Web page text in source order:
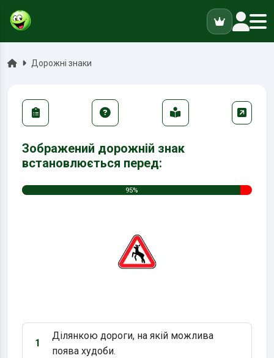
ГоловнаДорожні знаки
Зображений дорожній знак
встановлюється перед:
95%
Варіант 1:
1
Ділянкою дороги, на якій можлива
поява худоби.